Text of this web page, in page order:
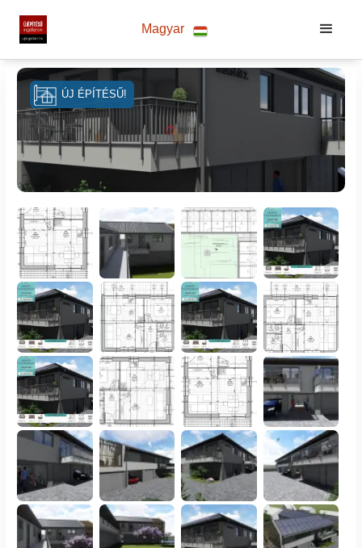
Magyar
ÚJ ÉPÍTÉSŰ!